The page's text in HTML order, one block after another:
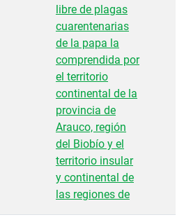
libre de plagas
cuarentenarias
de la papa la
comprendida por
el territorio
continental de la
provincia de
Arauco, región
del Biobío y el
territorio insular
y continental de
las regiones de